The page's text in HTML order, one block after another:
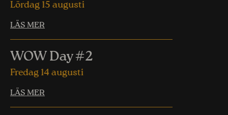
Lördag 15 augusti
LÄS MER
WOW Day #2
Fredag 14 augusti
LÄS MER